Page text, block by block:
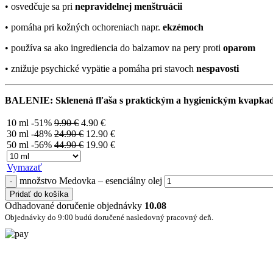
• osvedčuje sa pri nepravidelnej menštruácii
• pomáha pri kožných ochoreniach napr. ekzémoch
• používa sa ako ingrediencia do balzamov na pery proti oparom
• znižuje psychické vypätie a pomáha pri stavoch nespavosti
BALENIE: Sklenená fľaša s praktickým a hygienickým
10 ml -51% 9.90€ 4.90 €
30 ml -48% 24.90€ 12.90 €
50 ml -56% 44.90€ 19.90 €
Vymazať
množstvo Medovka – esenciálny olej
Pridať do košíka
Odhadované doručenie objednávky 10.08
Objednávky do 9:00 budú doručené nasledovný pracovný deň.